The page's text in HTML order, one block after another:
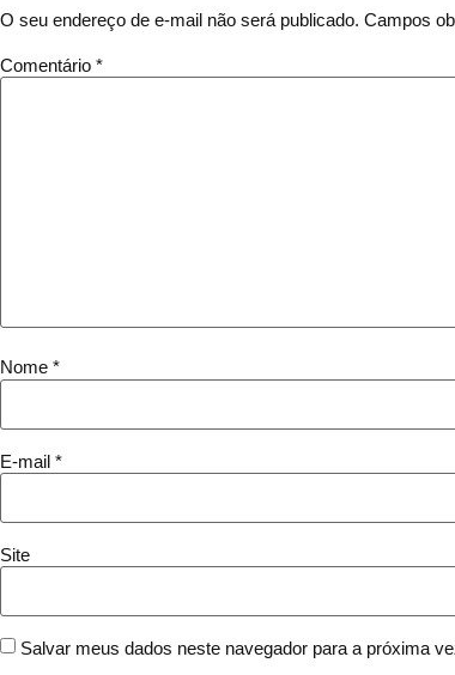
O seu endereço de e-mail não será publicado. Campos
Comentário *
Nome *
E-mail *
Site
Salvar meus dados neste navegador para a próxima